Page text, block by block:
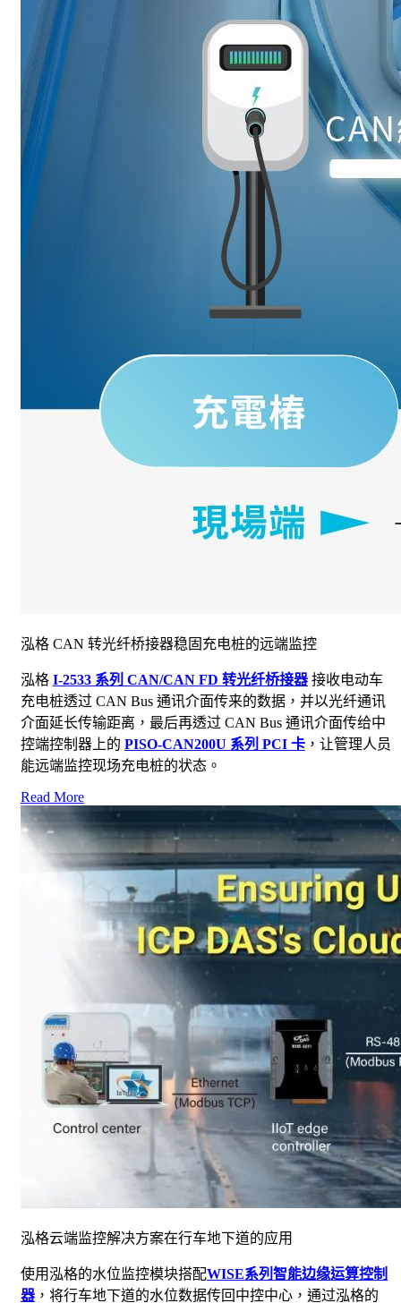
泓格 CAN 转光纤桥接器稳固充电桩的远端监控
泓格 I-2533 系列 CAN/CAN FD 转光纤桥接器 接收电动车
充电桩透过 CAN Bus 通讯介面传来的数据，并以光纤通讯
介面延长传输距离，最后再透过 CAN Bus 通讯介面传给中
控端控制器上的 PISO-CAN200U 系列 PCI 卡 ，让管理人员
能远端监控现场充电桩的状态。
Read More
泓格云端监控解决方案在行车地下道的应用
使用泓格的水位监控模块搭配WISE系列智能边缘运算控制
器 ，将行车地下道的水位数据传回中控中心，通过泓格的